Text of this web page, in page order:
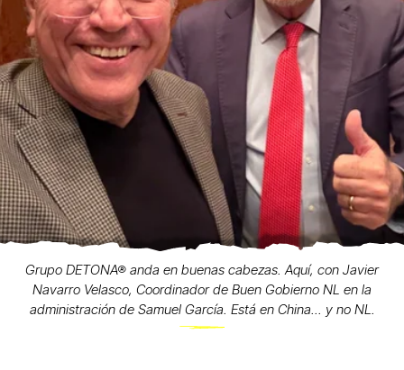
Grupo DETONA® anda en buenas cabezas. Aquí, con Javier
Navarro Velasco, Coordinador de Buen Gobierno NL en la
administración de Samuel García. Está en China... y no NL.